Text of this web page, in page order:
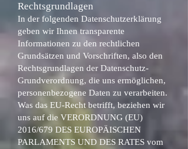
Rechtsgrundlagen
In der folgenden Datenschutzerklärung
geben wir Ihnen transparente
Informationen zu den rechtlichen
Grundsätzen und Vorschriften, also den
Rechtsgrundlagen der Datenschutz-
Grundverordnung, die uns ermöglichen,
personenbezogene Daten zu verarbeiten.
Was das EU-Recht betrifft, beziehen wir
uns auf die VERORDNUNG (EU)
2016/679 DES EUROPÄISCHEN
PARLAMENTS UND DES RATES vom